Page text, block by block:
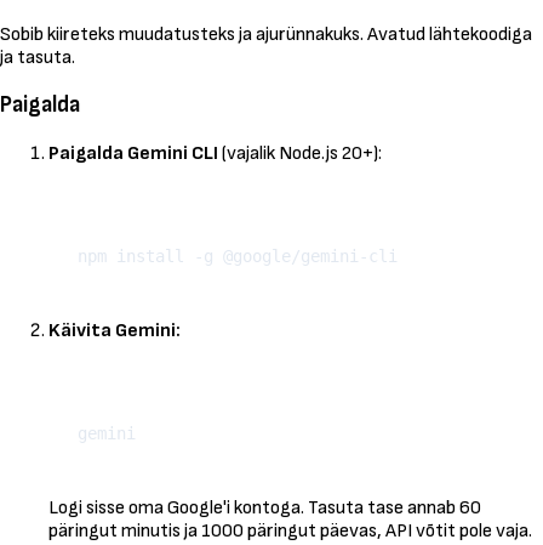
Sobib kiireteks muudatusteks ja ajurünnakuks. Avatud lähtekoodiga
ja tasuta.
Paigalda
Paigalda Gemini CLI (vajalik Node.js 20+):
Käivita Gemini:
Logi sisse oma Google'i kontoga. Tasuta tase annab 60
päringut minutis ja 1000 päringut päevas, API võtit pole vaja.